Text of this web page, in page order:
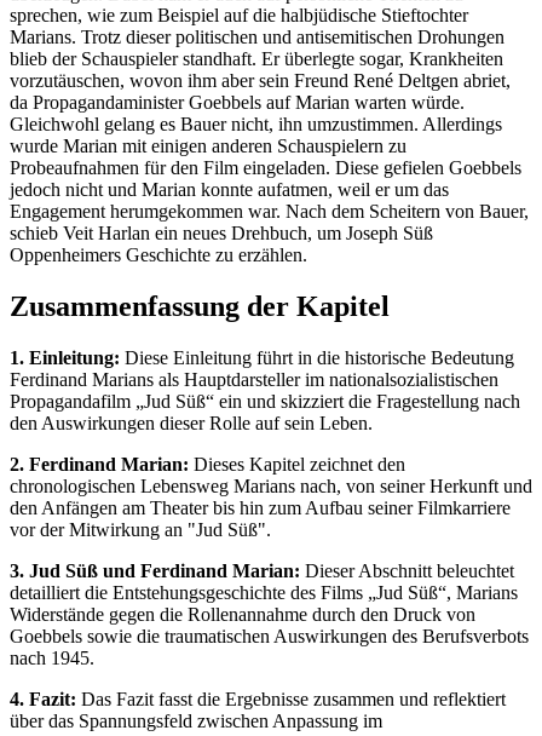
sprechen, wie zum Beispiel auf die halbjüdische Stieftochter
Marians. Trotz dieser politischen und antisemitischen Drohungen
blieb der Schauspieler standhaft. Er überlegte sogar, Krankheiten
vorzutäuschen, wovon ihm aber sein Freund René Deltgen abriet,
da Propagandaminister Goebbels auf Marian warten würde.
Gleichwohl gelang es Bauer nicht, ihn umzustimmen. Allerdings
wurde Marian mit einigen anderen Schauspielern zu
Probeaufnahmen für den Film eingeladen. Diese gefielen Goebbels
jedoch nicht und Marian konnte aufatmen, weil er um das
Engagement herumgekommen war. Nach dem Scheitern von Bauer,
schieb Veit Harlan ein neues Drehbuch, um Joseph Süß
Oppenheimers Geschichte zu erzählen.
Zusammenfassung der Kapitel
1. Einleitung: Diese Einleitung führt in die historische Bedeutung
Ferdinand Marians als Hauptdarsteller im nationalsozialistischen
Propagandafilm „Jud Süß“ ein und skizziert die Fragestellung nach
den Auswirkungen dieser Rolle auf sein Leben.
2. Ferdinand Marian: Dieses Kapitel zeichnet den
chronologischen Lebensweg Marians nach, von seiner Herkunft und
den Anfängen am Theater bis hin zum Aufbau seiner Filmkarriere
vor der Mitwirkung an "Jud Süß".
3. Jud Süß und Ferdinand Marian: Dieser Abschnitt beleuchtet
detailliert die Entstehungsgeschichte des Films „Jud Süß“, Marians
Widerstände gegen die Rollenannahme durch den Druck von
Goebbels sowie die traumatischen Auswirkungen des Berufsverbots
nach 1945.
4. Fazit: Das Fazit fasst die Ergebnisse zusammen und reflektiert
über das Spannungsfeld zwischen Anpassung im